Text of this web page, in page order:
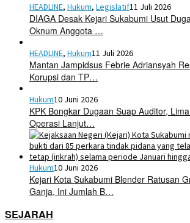
HEADLINE, Hukum, Legislatif11 Juli 2026
DIAGA Desak Kejari Sukabumi Usut
Oknum Anggota …
HEADLINE, Hukum11 Juli 2026
Mantan Jampidsus Febrie Adriansyah
Korupsi dan TP…
Hukum10 Juni 2026
KPK Bongkar Dugaan Suap Auditor,
Operasi Lanjut…
Hukum10 Juni 2026
Kejari Kota Sukabumi Blender Ratusan
Ganja, Ini Jumlah B…
SEJARAH